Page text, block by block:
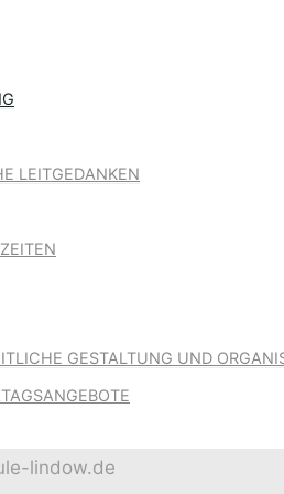
LEITGEDANKEN
GESTALTUNG UND
lindow.de